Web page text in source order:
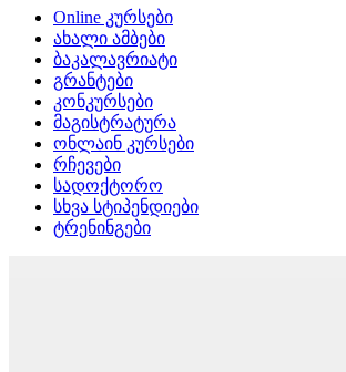
Online კურსები
ახალი ამბები
ბაკალავრიატი
გრანტები
კონკურსები
მაგისტრატურა
ონლაინ კურსები
რჩევები
სადოქტორო
სხვა სტიპენდიები
ტრენინგები